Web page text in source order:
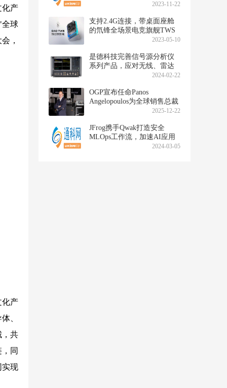
化产
全球
，
化产
、
，共
同
实现
2023-11-22
支持2.4G连接，带桌面座舱
的氘锋全场景电竞旗舰TWS
2023-05-10
是德科技完善信号源分析仪
系列产品，应对无线、雷达
和高速数字应用的需求2024-02-22
OGP宣布任命Panos
Angelopoulos为全球销售总裁
2025-12-22
JFrog携手Qwak打造安全
MLOps工作流，加速AI应用
2024-03-05